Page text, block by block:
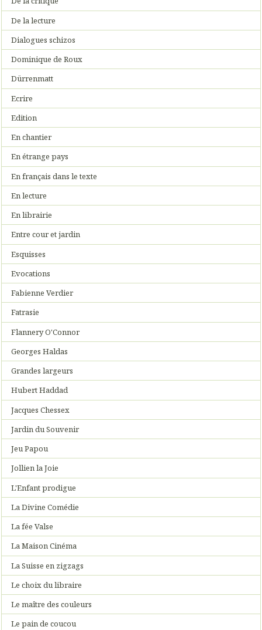
De la lecture
Dialogues schizos
Dominique de Roux
Dürrenmatt
Ecrire
Edition
En chantier
En étrange pays
En français dans le texte
En lecture
En librairie
Entre cour et jardin
Esquisses
Evocations
Fabienne Verdier
Fatrasie
Flannery O'Connor
Georges Haldas
Grandes largeurs
Hubert Haddad
Jacques Chessex
Jardin du Souvenir
Jeu Papou
Jollien la Joie
L'Enfant prodigue
La Divine Comédie
La fée Valse
La Maison Cinéma
La Suisse en zigzags
Le choix du libraire
Le maître des couleurs
Le pain de coucou